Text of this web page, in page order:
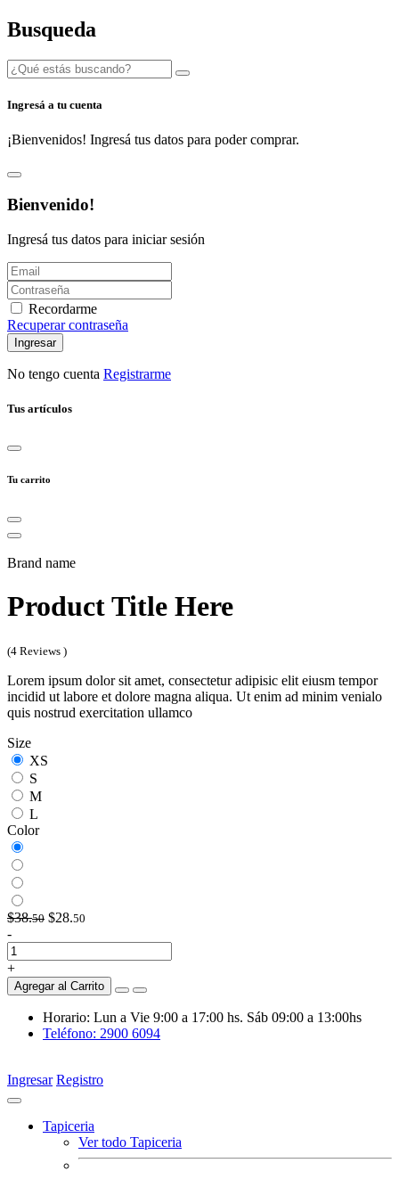
Busqueda
Ingresá a tu cuenta
¡Bienvenidos! Ingresá tus datos para poder comprar.
Bienvenido!
Ingresá tus datos para iniciar sesión
Recordarme
Recuperar contraseña
Ingresar
No tengo cuenta Registrarme
Tus artículos
Tu carrito
Brand name
Product Title Here
(4 Reviews )
Lorem ipsum dolor sit amet, consectetur adipisic elit eiusm tempor
incidid ut labore et dolore magna aliqua. Ut enim ad minim venialo
quis nostrud exercitation ullamco
Size
XS
S
M
L
Color
$38.50 $28.50
-
+
Agregar al Carrito
Horario: Lun a Vie 9:00 a 17:00 hs. Sáb 09:00 a 13:00hs
Teléfono: 2900 6094
Ingresar Registro
Tapiceria
Ver todo Tapiceria